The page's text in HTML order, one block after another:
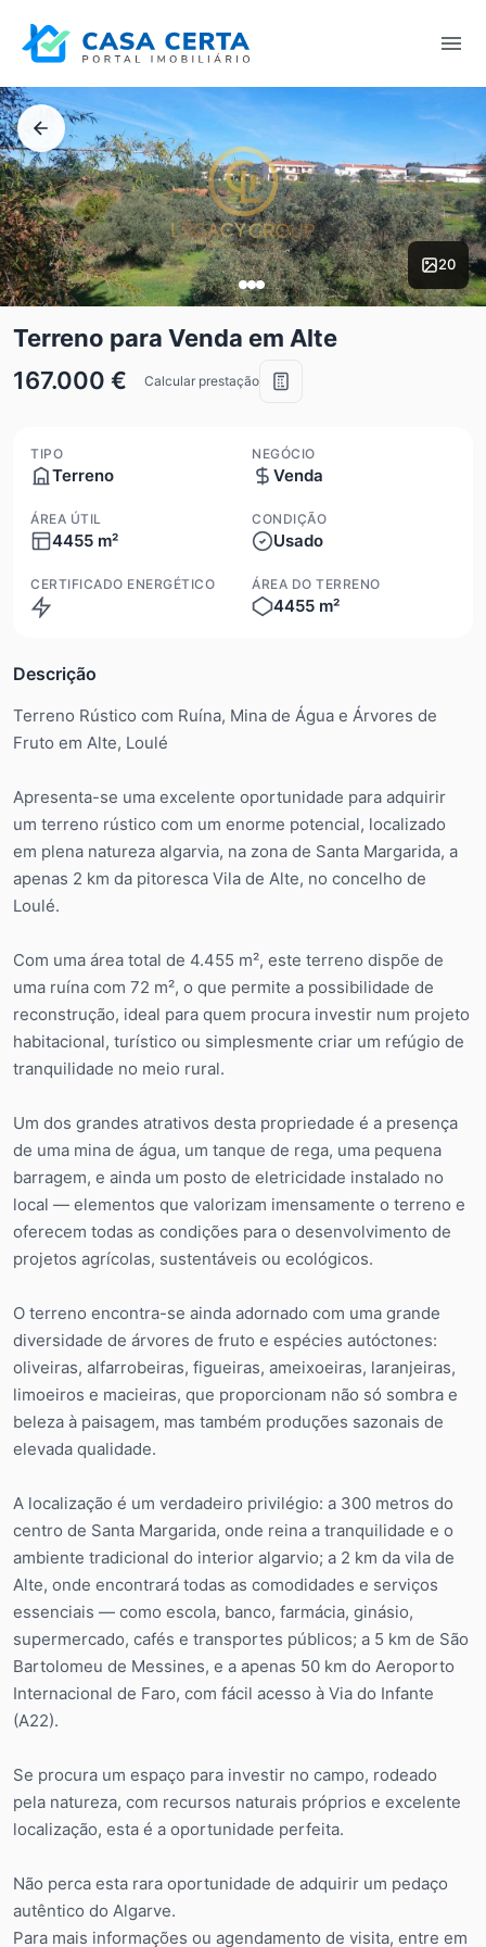
20
Terreno para Venda em Alte
167.000 €
Calcular prestação
TIPO
Terreno
NEGÓCIO
Venda
ÁREA ÚTIL
4455 m²
CONDIÇÃO
Usado
CERTIFICADO ENERGÉTICO
ÁREA DO TERRENO
4455 m²
Descrição
Terreno Rústico com Ruína, Mina de Água e Árvores de
Fruto em Alte, Loulé
Apresenta-se uma excelente oportunidade para adquirir
um terreno rústico com um enorme potencial, localizado
em plena natureza algarvia, na zona de Santa Margarida, a
apenas 2 km da pitoresca Vila de Alte, no concelho de
Loulé.
Com uma área total de 4.455 m², este terreno dispõe de
uma ruína com 72 m², o que permite a possibilidade de
reconstrução, ideal para quem procura investir num projeto
habitacional, turístico ou simplesmente criar um refúgio de
tranquilidade no meio rural.
Um dos grandes atrativos desta propriedade é a presença
de uma mina de água, um tanque de rega, uma pequena
barragem, e ainda um posto de eletricidade instalado no
local — elementos que valorizam imensamente o terreno e
oferecem todas as condições para o desenvolvimento de
projetos agrícolas, sustentáveis ou ecológicos.
O terreno encontra-se ainda adornado com uma grande
diversidade de árvores de fruto e espécies autóctones:
oliveiras, alfarrobeiras, figueiras, ameixoeiras, laranjeiras,
limoeiros e macieiras, que proporcionam não só sombra e
beleza à paisagem, mas também produções sazonais de
elevada qualidade.
A localização é um verdadeiro privilégio: a 300 metros do
centro de Santa Margarida, onde reina a tranquilidade e o
ambiente tradicional do interior algarvio; a 2 km da vila de
Alte, onde encontrará todas as comodidades e serviços
essenciais — como escola, banco, farmácia, ginásio,
supermercado, cafés e transportes públicos; a 5 km de São
Bartolomeu de Messines, e a apenas 50 km do Aeroporto
Internacional de Faro, com fácil acesso à Via do Infante
(A22).
Se procura um espaço para investir no campo, rodeado
pela natureza, com recursos naturais próprios e excelente
localização, esta é a oportunidade perfeita.
Não perca esta rara oportunidade de adquirir um pedaço
autêntico do Algarve.
Para mais informações ou agendamento de visita, entre em